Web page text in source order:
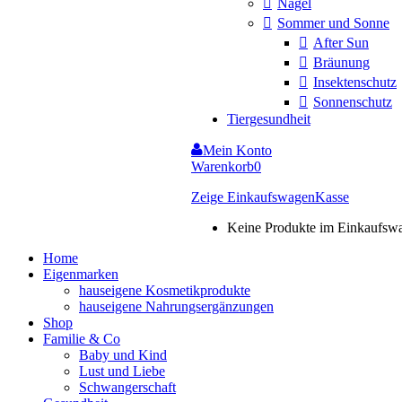
Sommer und Sonne
After Sun
Bräunung
Insektenschutz
Sonnenschutz
Tiergesundheit
Mein Konto
Warenkorb0
Zeige EinkaufswagenKasse
Keine Produkte im
Home
Eigenmarken
hauseigene Kosmetikprodukte
hauseigene Nahrungsergänzungen
Shop
Familie & Co
Baby und Kind
Lust und Liebe
Schwangerschaft